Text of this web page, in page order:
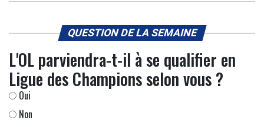
QUESTION DE LA SEMAINE
L'OL parviendra-t-il à se qualifier en
Ligue des Champions selon vous ?
Oui
Non